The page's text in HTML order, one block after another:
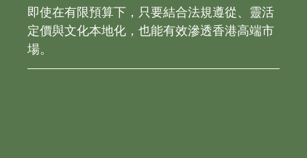
即使在有限預算下，只要結合法規遵從、靈活
定價與文化本地化，也能有效滲透香港高端市
場。